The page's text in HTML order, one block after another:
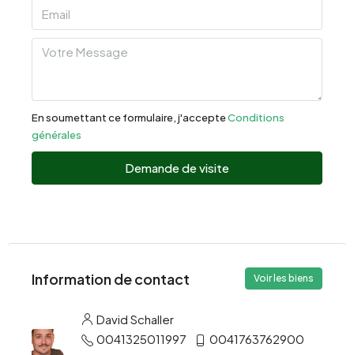
En soumettant ce formulaire, j'accepteConditions
générales
Demande de visite
Information de contact Voir les biens
David Schaller
0041325011997
0041763762900